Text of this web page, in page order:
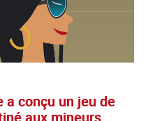
a conçu un jeu de
aux mineurs